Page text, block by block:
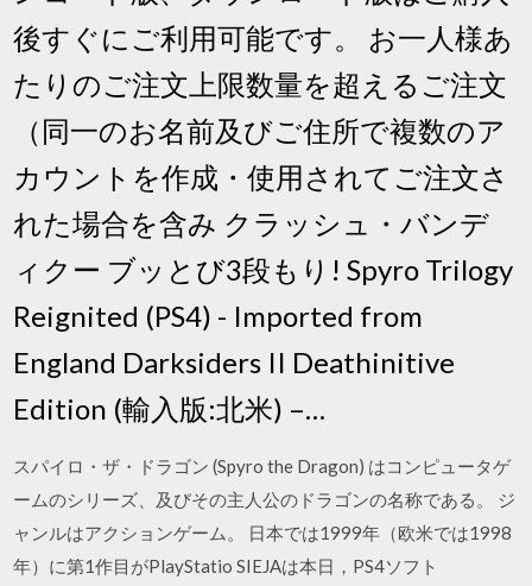
後すぐにご利用可能です。 お一人様あ
たりのご注文上限数量を超えるご注文
（同一のお名前及びご住所で複数のア
カウントを作成・使用されてご注文さ
れた場合を含み クラッシュ・バンデ
ィクー ブッとび3段もり! Spyro Trilogy
Reignited (PS4) - Imported from
England Darksiders II Deathinitive
Edition (輸入版:北米) –…
スパイロ・ザ・ドラゴン (Spyro the Dragon) はコンピュータゲ
ームのシリーズ、及びその主人公のドラゴンの名称である。 ジ
ャンルはアクションゲーム。 日本では1999年（欧米では1998
年）に第1作目がPlayStatio SIEJAは本日，PS4ソフト